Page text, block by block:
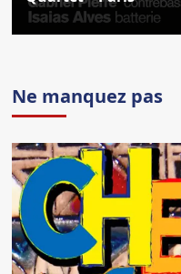
Ne manquez pas